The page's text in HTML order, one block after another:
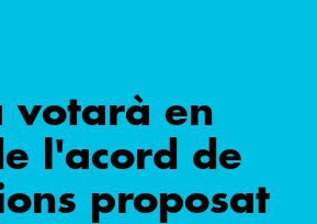
votarà en
l'acord de
proposat